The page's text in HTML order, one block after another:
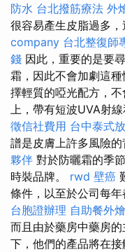
防水 台北撥筋療法 外
很容易產生皮脂過多
company 台北整復師
錢 因此，重要的是要
霜，因此不會加劇這種
擇輕質的啞光配方，
上，帶有短波UVA射
徵信社費用 台中泰式
譜是皮膚上許多風險的
夥伴 對於防曬霜的季
時裝品牌。 rwd 壁癌
條件，以至於公司每年
台胞證辦理 自助餐外燴
而且由於藥房中藥房
下，他們的產品將在